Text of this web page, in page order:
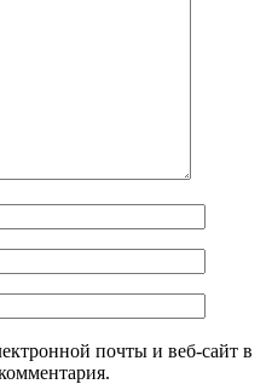
почты и веб-сайт в